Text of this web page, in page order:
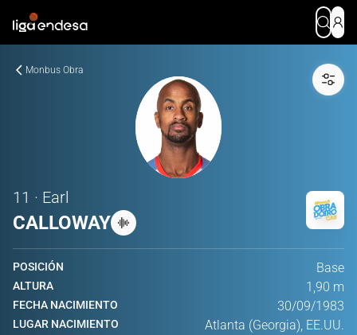
Monbus Obra
11 · Earl
CALLOWAY
POSICIÓN Base
ALTURA 1,90 m
FECHA NACIMIENTO 30/09/1983
LUGAR NACIMIENTO Atlanta (Georgia), EE.UU.